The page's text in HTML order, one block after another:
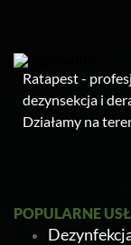
Ratapest -
dezynsekcja i
Działamy na
POPULARNE